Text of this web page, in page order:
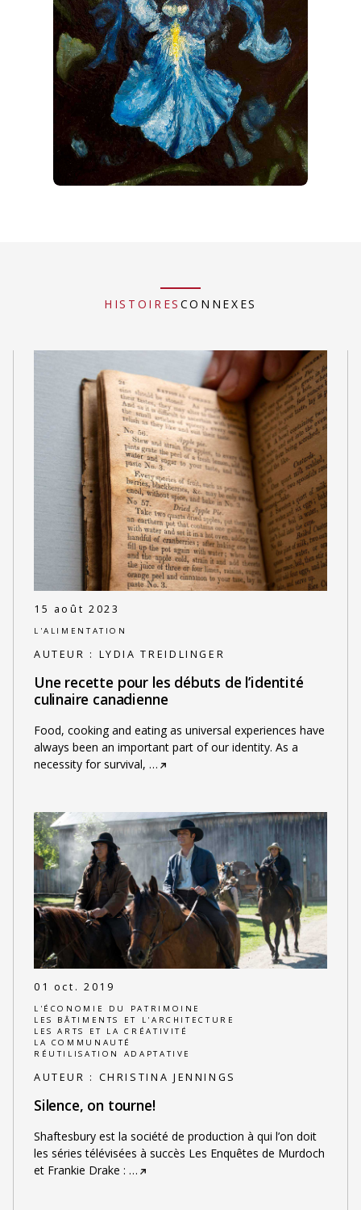
HISTOIRES CONNEXES
15 août 2023
L'ALIMENTATION
AUTEUR : LYDIA TREIDLINGER
Une recette pour les débuts de l’identité
culinaire canadienne
Food, cooking and eating as universal experiences have
always been an important part of our identity. As a
necessity for survival, …
01 oct. 2019
L'ÉCONOMIE DU PATRIMOINE
LES BÂTIMENTS ET L'ARCHITECTURE
LES ARTS ET LA CRÉATIVITÉ
LA COMMUNAUTÉ
RÉUTILISATION ADAPTATIVE
AUTEUR : CHRISTINA JENNINGS
Silence, on tourne!
Shaftesbury est la société de production à qui l’on doit
les séries télévisées à succès Les Enquêtes de Murdoch
et Frankie Drake : …